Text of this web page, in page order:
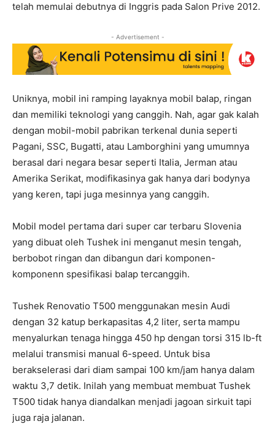
telah memulai debutnya di Inggris pada Salon Prive 2012.
- Advertisement -
Uniknya, mobil ini ramping layaknya mobil balap, ringan
dan memiliki teknologi yang canggih. Nah, agar gak kalah
dengan mobil-mobil pabrikan terkenal dunia seperti
Pagani, SSC, Bugatti, atau Lamborghini yang umumnya
berasal dari negara besar seperti Italia, Jerman atau
Amerika Serikat, modifikasinya gak hanya dari bodynya
yang keren, tapi juga mesinnya yang canggih.
Mobil model pertama dari super car terbaru Slovenia
yang dibuat oleh Tushek ini menganut mesin tengah,
berbobot ringan dan dibangun dari komponen-
komponenn spesifikasi balap tercanggih.
Tushek Renovatio T500 menggunakan mesin Audi
dengan 32 katup berkapasitas 4,2 liter, serta mampu
menyalurkan tenaga hingga 450 hp dengan torsi 315 lb-ft
melalui transmisi manual 6-speed. Untuk bisa
berakselerasi dari diam sampai 100 km/jam hanya dalam
waktu 3,7 detik. Inilah yang membuat membuat Tushek
T500 tidak hanya diandalkan menjadi jagoan sirkuit tapi
juga raja jalanan.